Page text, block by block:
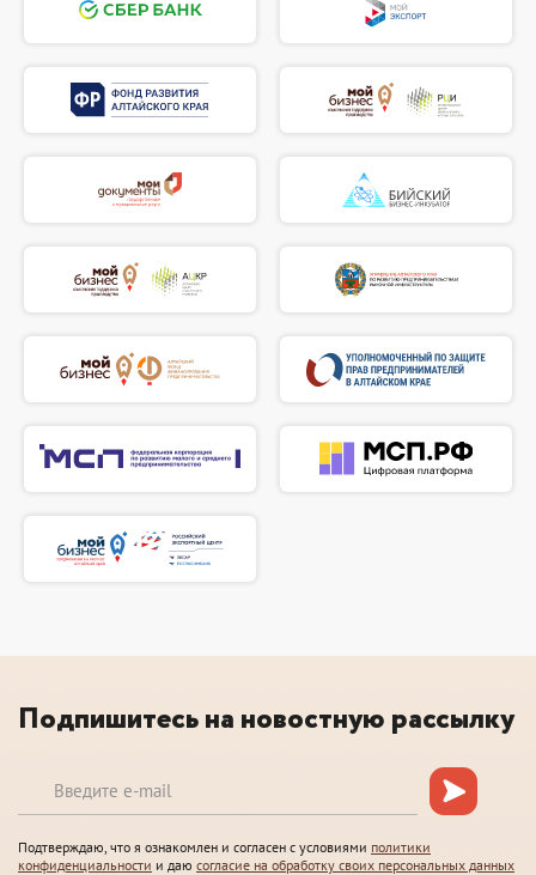
Подпишитесь на новостную рассылку
Подтверждаю, что я ознакомлен и согласен с условиями политики
конфиденциальности и даю согласие на обработку своих персональных данных